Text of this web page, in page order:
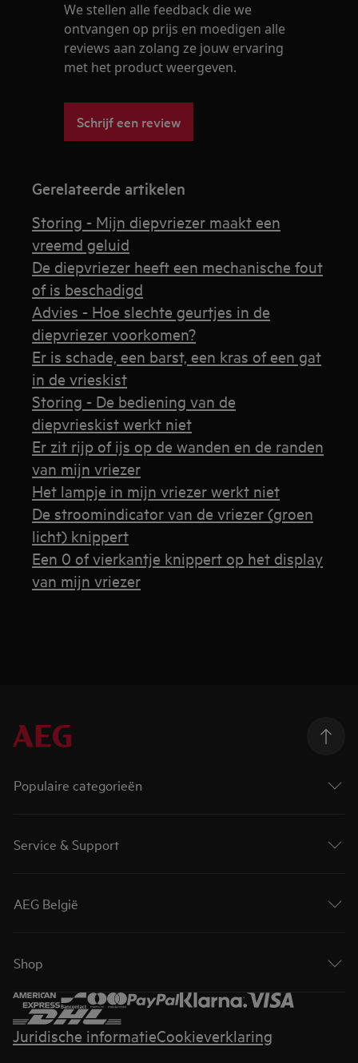
We stellen alle feedback die we
ontvangen op prijs en moedigen alle
reviews aan zolang ze jouw ervaring
met het product weergeven.
Schrijf een review
Gerelateerde artikelen
Storing - Mijn diepvriezer maakt een
vreemd geluid
De diepvriezer heeft een mechanische fout
of is beschadigd
Advies - Hoe slechte geurtjes in de
diepvriezer voorkomen?
Er is schade, een barst, een kras of een gat
in de vrieskist
Storing - De bediening van de
diepvrieskist werkt niet
Er zit rijp of ijs op de wanden en de randen
van mijn vriezer
Het lampje in mijn vriezer werkt niet
De stroomindicator van de vriezer (groen
licht) knippert
Een 0 of vierkantje knippert op het display
van mijn vriezer
Populaire categorieën
Service & Support
AEG België
Shop
Juridische informatieCookieverklaring